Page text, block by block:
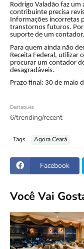
Rodrigo Valadão faz um
contribuinte precisa
Informações incorretas
transtornos futuros. Por
suporte de um
Para quem ainda não
Receita Federal, utilizar
procurar um contador
desagradáveis.
Prazo final: 30 de maio
Destaques
6/trending/recent
Tags Agora Ceará
Facebook
Você Vai